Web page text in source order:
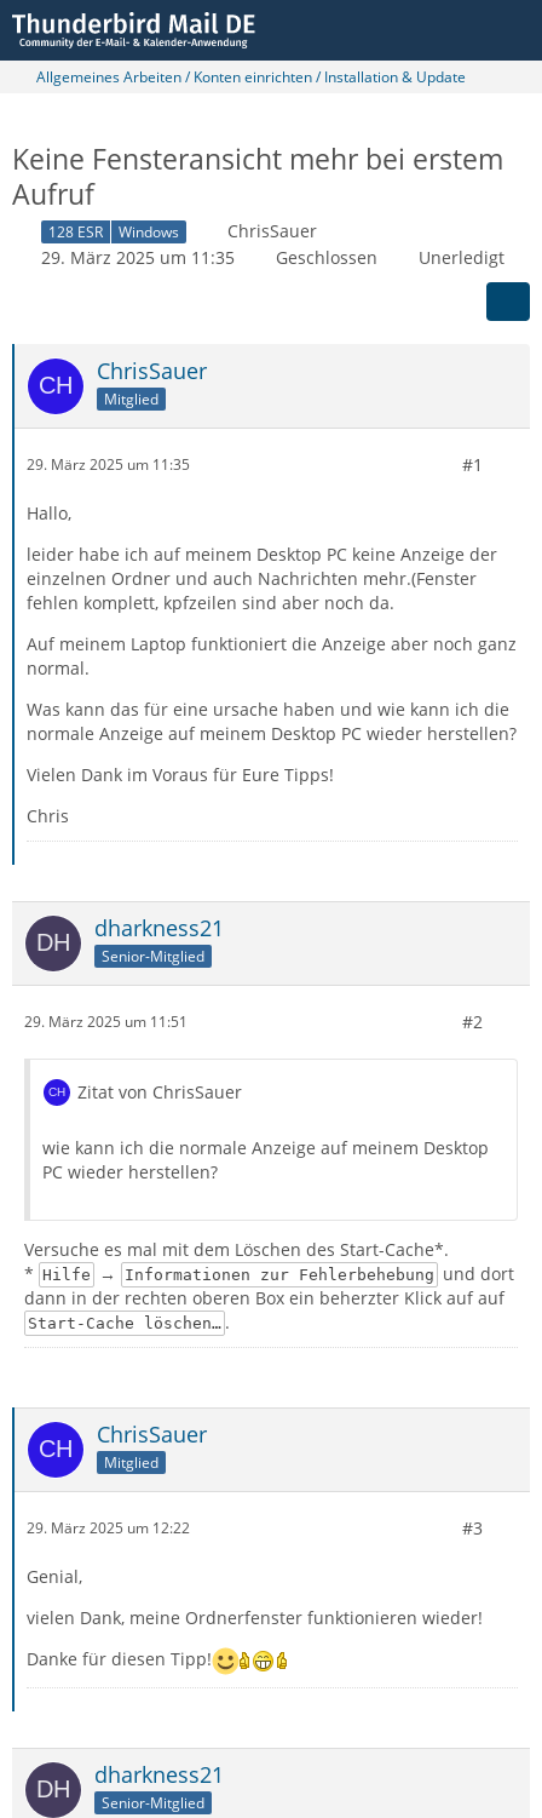
Allgemeines Arbeiten / Konten einrichten / Installation & Update
Keine Fensteransicht mehr bei erstem
Aufruf
128 ESR Windows
ChrisSauer
29. März 2025 um 11:35
Geschlossen Unerledigt
ChrisSauer
Mitglied
29. März 2025 um 11:35 #1
Hallo,
leider habe ich auf meinem Desktop PC keine Anzeige der
einzelnen Ordner und auch Nachrichten mehr.(Fenster
fehlen komplett, kpfzeilen sind aber noch da.
Auf meinem Laptop funktioniert die Anzeige aber noch ganz
normal.
Was kann das für eine ursache haben und wie kann ich die
normale Anzeige auf meinem Desktop PC wieder herstellen?
Vielen Dank im Voraus für Eure Tipps!
Chris
dharkness21
Senior-Mitglied
29. März 2025 um 11:51 #2
Zitat von ChrisSauer
wie kann ich die normale Anzeige auf meinem Desktop
PC wieder herstellen?
Versuche es mal mit dem Löschen des Start-Cache*.
* Hilfe → Informationen zur Fehlerbehebung und dort
dann in der rechten oberen Box ein beherzter Klick auf auf
Start-Cache löschen… .
ChrisSauer
Mitglied
29. März 2025 um 12:22 #3
Genial,
vielen Dank, meine Ordnerfenster funktionieren wieder!
Danke für diesen Tipp!
dharkness21
Senior-Mitglied